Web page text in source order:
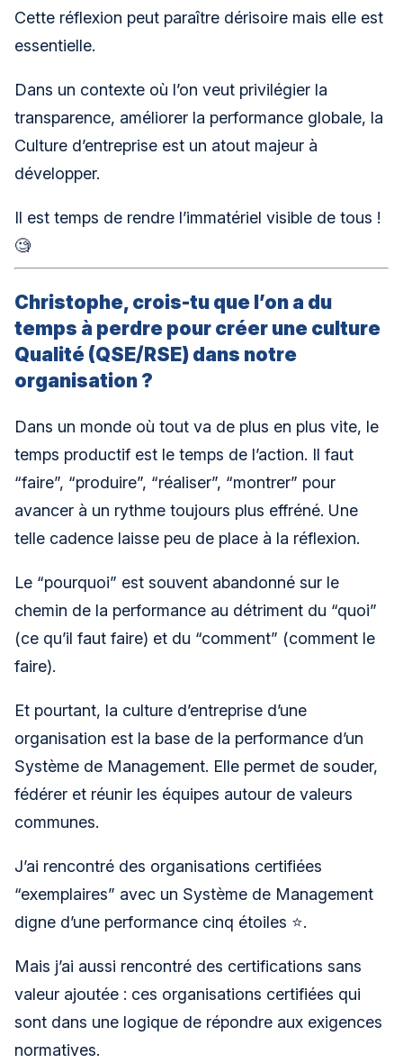
Cette réflexion peut paraître dérisoire mais elle est
essentielle.
Dans un contexte où l’on veut privilégier la
transparence, améliorer la performance globale, la
Culture d’entreprise est un atout majeur à
développer.
Il est temps de rendre l’immatériel visible de tous !
🧐
Christophe, crois-tu que l’on a du
temps à perdre pour créer une culture
Qualité (QSE/RSE) dans notre
organisation ?
Dans un monde où tout va de plus en plus vite, le
temps productif est le temps de l’action. Il faut
“faire”, “produire”, “réaliser”, “montrer” pour
avancer à un rythme toujours plus effréné. Une
telle cadence laisse peu de place à la réflexion.
Le “pourquoi” est souvent abandonné sur le
chemin de la performance au détriment du “quoi”
(ce qu’il faut faire) et du “comment” (comment le
faire).
Et pourtant, la culture d’entreprise d’une
organisation est la base de la performance d’un
Système de Management. Elle permet de souder,
fédérer et réunir les équipes autour de valeurs
communes.
J’ai rencontré des organisations certifiées
“exemplaires” avec un Système de Management
digne d’une performance cinq étoiles ⭐️.
Mais j’ai aussi rencontré des certifications sans
valeur ajoutée : ces organisations certifiées qui
sont dans une logique de répondre aux exigences
normatives.